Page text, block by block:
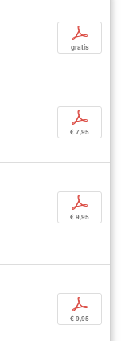
p
gratis
p
€ 7,95
p
€ 9,95
p
€ 9,95